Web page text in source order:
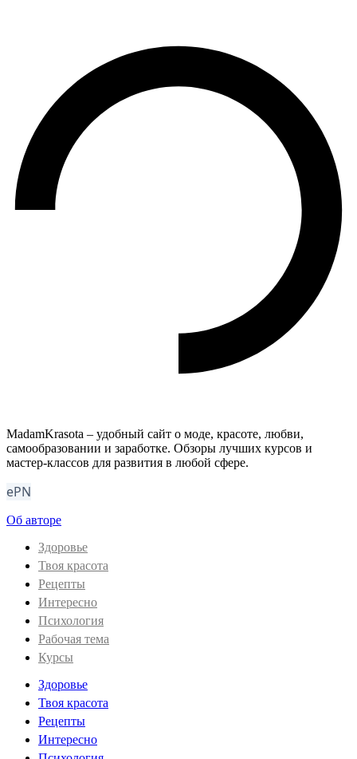
MadamKrasota – удобный сайт о моде, красоте, любви,
самообразовании и заработке. Обзоры лучших курсов и
мастер-классов для развития в любой сфере.
ePN
Об авторе
Здоровье
Твоя красота
Рецепты
Интересно
Психология
Рабочая тема
Курсы
Здоровье
Твоя красота
Рецепты
Интересно